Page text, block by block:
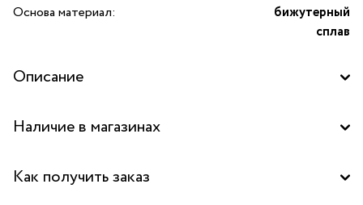
Основа материал:
бижутерный
сплав
Описание
изысканный аксессуар от французского бренда Nature
и стиль. Эти серьги выполнены из прочного бижутерного
Наличие в магазинах
Бутик "La Nature" в ТЦ "Метрополис", Москва
Как получить заказ